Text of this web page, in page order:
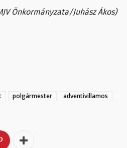
Önkormányzata/Juhász Ákos)
polgármester adventivillamos